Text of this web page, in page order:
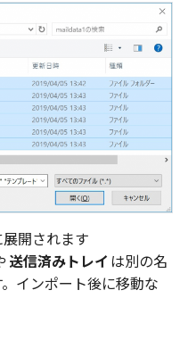
開されます
送信済みトレイ は別の名
インポート後に移動な